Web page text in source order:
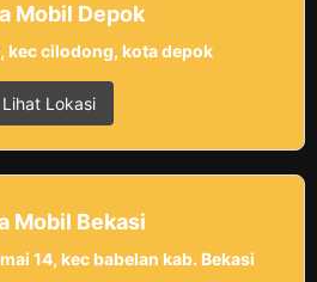
Mobil Depok
kec cilodong, kota depok
Lihat Lokasi
Mobil Bekasi
14, kec babelan kab. Bekasi